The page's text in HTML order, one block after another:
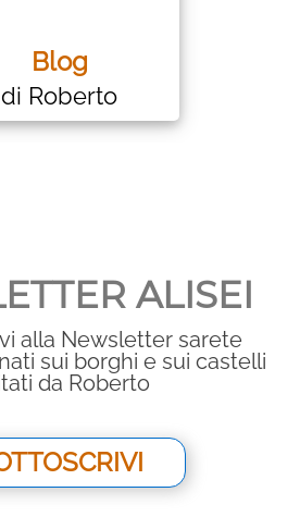
Blog
di Roberto
ALISEI
alla Newsletter sarete
sui borghi e sui castelli
da Roberto